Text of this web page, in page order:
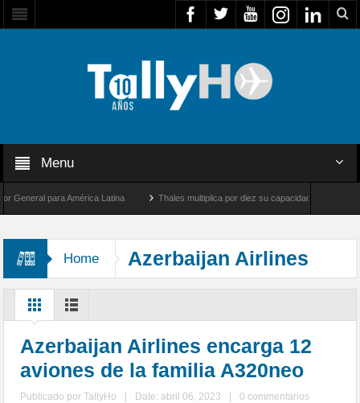
Menu
para América Latina Thales multiplica por diez su capacidad de producción
Home Azerbaijan Airlines
Azerbaijan Airlines encarga 12
aviones de la familia A320neo
Publicado porTallyHo Date: abril 06, 2023
0 commentarios